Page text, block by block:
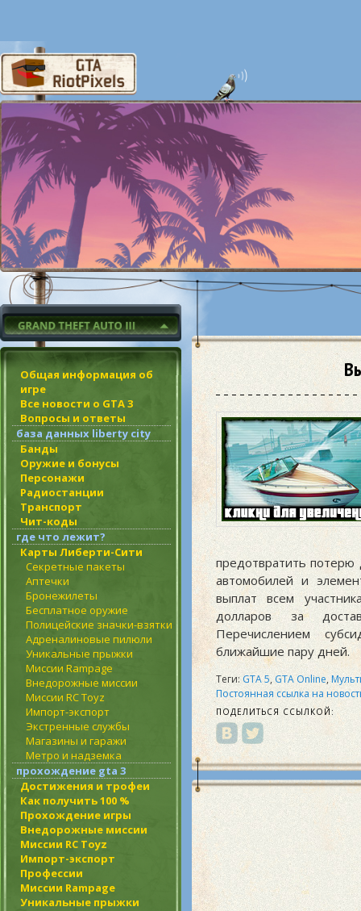
Общая информация об
игре
Все новости о GTA 3
Вопросы и ответы
база данных liberty city
Банды
Оружие и бонусы
Персонажи
Радиостанции
Транспорт
Чит-коды
где что лежит?
Карты Либерти-Сити
Секретные пакеты
Аптечки
Бронежилеты
Бесплатное оружие
Полицейские значки-взятки
Адреналиновые пилюли
Уникальные прыжки
Миссии Rampage
Внедорожные миссии
Миссии RC Toyz
Импорт-экспорт
Экстренные службы
Магазины и гаражи
Метро и надземка
прохождение gta 3
Достижения и трофеи
Как получить 100 %
Прохождение игры
Внедорожные миссии
Миссии RC Toyz
Импорт-экспорт
Профессии
Миссии Rampage
Уникальные прыжки
предотвратить потерю
автомобилей и
выплат всем
долларов за
Перечислением
ближайшие пару дней.
Теги: GTA 5, GTA Online,
Постоянная ссылка на
ПОДЕЛИТЬСЯ ССЫЛКОЙ: